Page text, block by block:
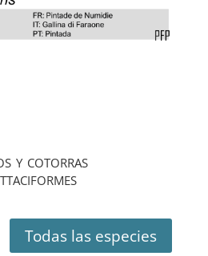
y cotorras
Todas las especies